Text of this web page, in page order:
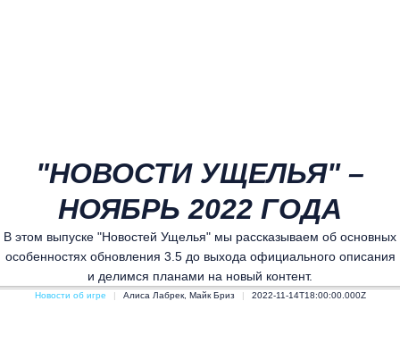
"НОВОСТИ УЩЕЛЬЯ" –
НОЯБРЬ 2022 ГОДА
В этом выпуске "Новостей Ущелья" мы рассказываем об основных
особенностях обновления 3.5 до выхода официального описания
и делимся планами на новый контент.
Новости об игре Алиса Лабрек, Майк Бриз 2022-11-14T18:00:00.000Z